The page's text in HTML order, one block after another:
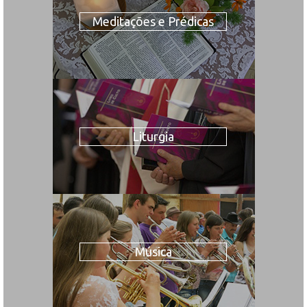
Meditações e Prédicas
Liturgia
Música